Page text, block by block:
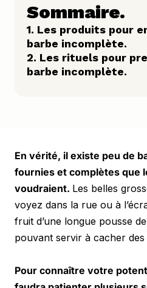
Sommaire.
1. Les produits pour
barbe incomplète.
2. Les rituels pour
barbe incomplète.
En vérité, il existe peu de
fournies et complètes que
voudraient. Les belles
voyez dans la rue ou à
fruit d’une longue pousse
pouvant servir à cacher des
Pour connaître votre